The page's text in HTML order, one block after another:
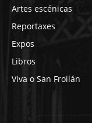
Artes escénicas
Reportaxes
Expos
Libros
Viva o San Froilán